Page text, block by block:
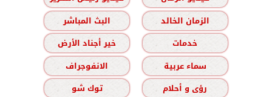
الزمان الخالد
البث المباشر
خدمات
خير أجناد الأرض
سماء عربية
الانفوجراف
رؤى و أحلام
توك شو